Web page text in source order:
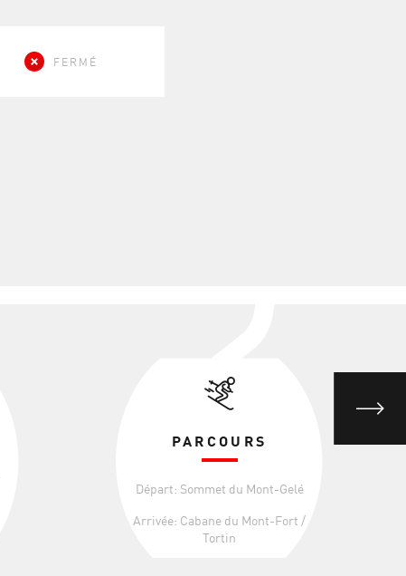
FERMÉ
PARCOURS
Départ: Sommet du Mont-Gelé
Arrivée: Cabane du Mont-Fort /
Tortin